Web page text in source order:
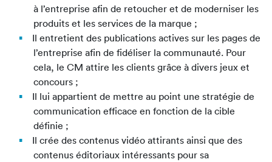
à l’entreprise afin de retoucher et de moderniser les
produits et les services de la marque ;
Il entretient des publications actives sur les pages de
l’entreprise afin de fidéliser la communauté. Pour
cela, le CM attire les clients grâce à divers jeux et
concours ;
Il lui appartient de mettre au point une stratégie de
communication efficace en fonction de la cible
définie ;
Il crée des contenus vidéo attirants ainsi que des
contenus éditoriaux intéressants pour sa